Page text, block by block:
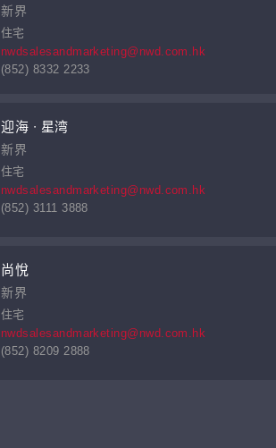
新界
住宅
nwdsalesandmarketing@nwd.com.hk
(852) 8332 2233
迎海 ∙ 星湾
新界
住宅
nwdsalesandmarketing@nwd.com.hk
(852) 3111 3888
尚悅
新界
住宅
nwdsalesandmarketing@nwd.com.hk
(852) 8209 2888